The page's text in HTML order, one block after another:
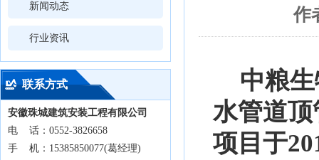
新闻动态
行业资讯
联系方式
安徽珠城建筑安装工程有限公司
电 话：0552-3826658
手 机：15385850077(葛经理)
作
中粮
水管道
项目于